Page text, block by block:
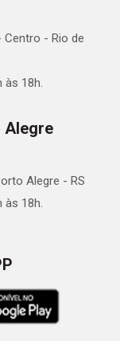
Centro - Rio de
às 18h.
Alegre
Alegre - RS
às 18h.